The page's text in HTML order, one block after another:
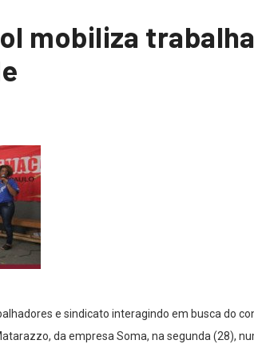
mobiliza
e sindicato interagindo em busca do
da empresa Soma, na segunda (28),